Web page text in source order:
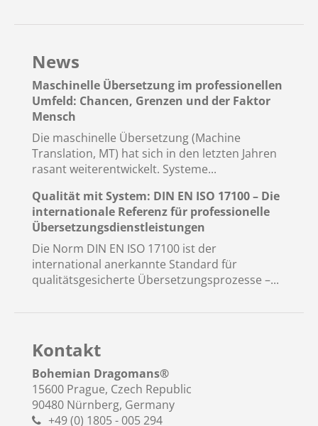
News
Maschinelle Übersetzung im professionellen
Umfeld: Chancen, Grenzen und der Faktor
Mensch
Die maschinelle Übersetzung (Machine
Translation, MT) hat sich in den letzten Jahren
rasant weiterentwickelt. Systeme...
Qualität mit System: DIN EN ISO 17100 – Die
internationale Referenz für professionelle
Übersetzungsdienstleistungen
Die Norm DIN EN ISO 17100 ist der
international anerkannte Standard für
qualitätsgesicherte Übersetzungsprozesse –...
Kontakt
Bohemian Dragomans®
15600 Prague, Czech Republic
90480 Nürnberg, Germany
+49 (0) 1805 - 005 294